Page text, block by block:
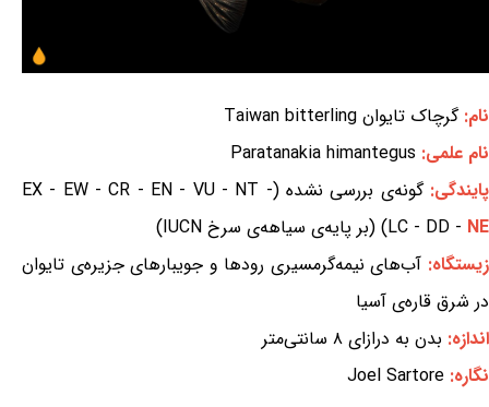
نام:گرچاک تایوان Taiwan bitterling
نام علمی: Paratanakia himantegus
پایندگی:
گونه‌ی بررسی نشده (EX - EW - CR - EN - VU - NT -
LC - DD - NE
) (بر پایه‌ی سیاهه‌ی سرخ IUCN)
زیستگاه: آب‌های نیمه‌گرمسیری رودها و جویبارهای جزیره‌ی تایوان
در شرق قاره‌ی آسیا
اندازه: بدن به درازای ۸ سانتی‌متر
نگاره: Joel Sartore